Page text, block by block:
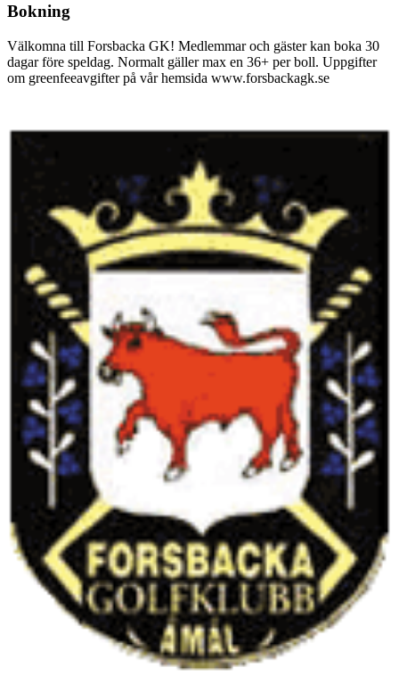
Bokning
Välkomna till Forsbacka GK! Medlemmar och gäster kan boka 30
dagar före speldag. Normalt gäller max en 36+ per boll. Uppgifter
om greenfeeavgifter på vår hemsida www.forsbackagk.se